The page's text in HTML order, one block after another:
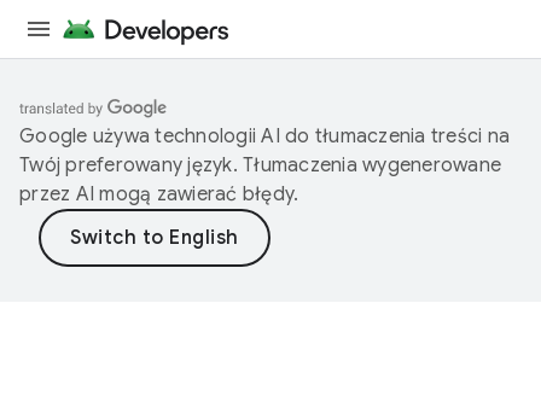
Google używa technologii AI do tłumaczenia treści na
Twój preferowany język. Tłumaczenia wygenerowane
przez AI mogą zawierać błędy.